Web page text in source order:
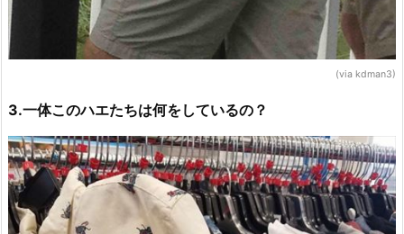
(via kdman3)
3.一体このハエたちは何をしているの？